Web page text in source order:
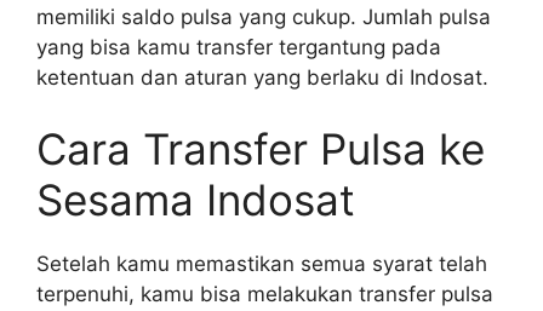
memiliki saldo pulsa yang cukup. Jumlah pulsa
yang bisa kamu transfer tergantung pada
ketentuan dan aturan yang berlaku di Indosat.
Cara Transfer Pulsa ke
Sesama Indosat
Setelah kamu memastikan semua syarat telah
terpenuhi, kamu bisa melakukan transfer pulsa